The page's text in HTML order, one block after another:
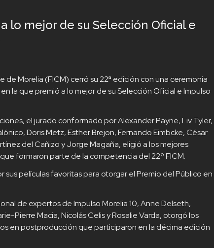
a lo mejor de su Selección Oficial e
de Morelia (FICM) cerró su 22ª edición con una ceremonia
la que premió a lo mejor de su Selección Oficial e Impulso
el jurado conformado por Alexander Payne, Liv Tyler,
Doris Metz, Esther Brejon, Fernando Eimbcke, César
del Cañizo y Jorge Magaña, eligió a los mejores
formaron parte de la competencia del 22º FICM.
sus películas favoritas para otorgar el Premio del Público en
de expertos de Impulso Morelia 10, Anne Delseth,
Pierre Macia, Nicolás Celis y Rosalie Varda, otorgó los
en postproducción que participaron en la décima edición